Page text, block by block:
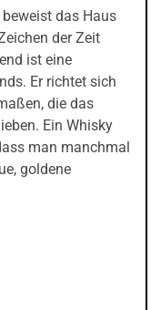
das Haus
der Zeit
ist eine
Er richtet sich
die das
Ein Whisky
man manchmal
goldene